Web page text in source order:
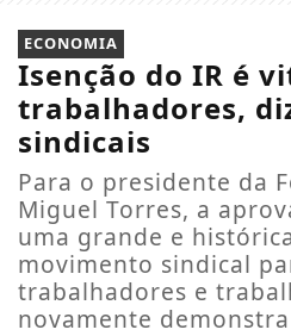
ECONOMIA
Isenção do IR é
trabalhadores,
sindicais
Para o presidente da
Miguel Torres, a
uma grande e
movimento sindical
trabalhadores e
novamente